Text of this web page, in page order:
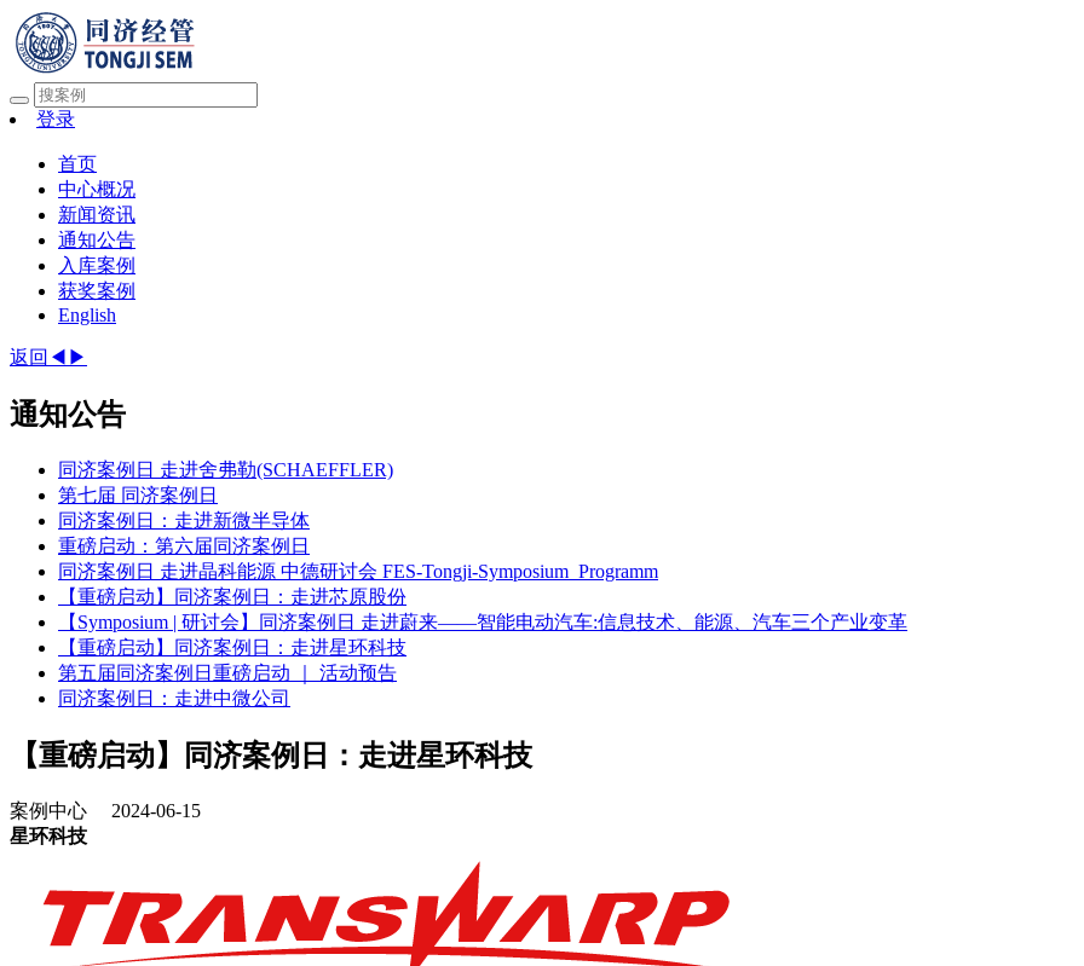
登录
首页
中心概况
新闻资讯
通知公告
入库案例
获奖案例
English
返回◀ ▶
通知公告
同济案例日 走进舍弗勒(SCHAEFFLER)
第七届 同济案例日
同济案例日：走进新微半导体
重磅启动：第六届同济案例日
同济案例日 走进晶科能源 中德研讨会 FES-Tongji-Symposium_Programm
【重磅启动】同济案例日：走进芯原股份
【Symposium | 研讨会】同济案例日 走进蔚来——智能电动汽车:信息技术、能源、汽车三个产业变革
【重磅启动】同济案例日：走进星环科技
第五届同济案例日重磅启动 ｜ 活动预告
同济案例日：走进中微公司
【重磅启动】同济案例日：走进星环科技
案例中心 2024-06-15
星环科技